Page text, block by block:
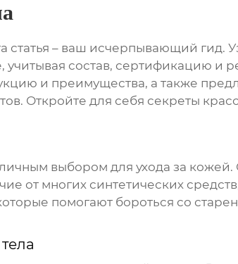
статья – ваш исчерпывающий гид.
состав, сертификацию и
и преимущества, а также
Откройте для себя секреты
выбором для ухода за кожей.
от многих синтетических
помогают бороться со